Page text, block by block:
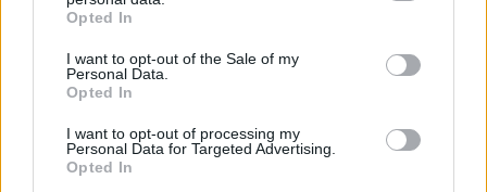
grant or deny consent to Google and its third-party tags to
use your data for below specified purposes in below Google
consent section.
Opted In
I want to opt-out of the Sale of my
Personal Data.
Opted In
I want to opt-out of processing my
Personal Data for Targeted Advertising.
Opted In